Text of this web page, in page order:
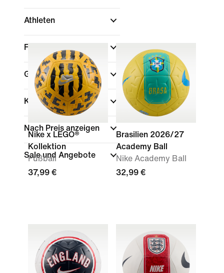
Athleten
Farbe
Geschlecht
Kinder
Nach Preis anzeigen
Sale und Angebote
Nike x LEGO®
Kollektion
Fußball
37,99 €
Brasilien 2026/27
Academy Ball
Nike Academy Ball
32,99 €